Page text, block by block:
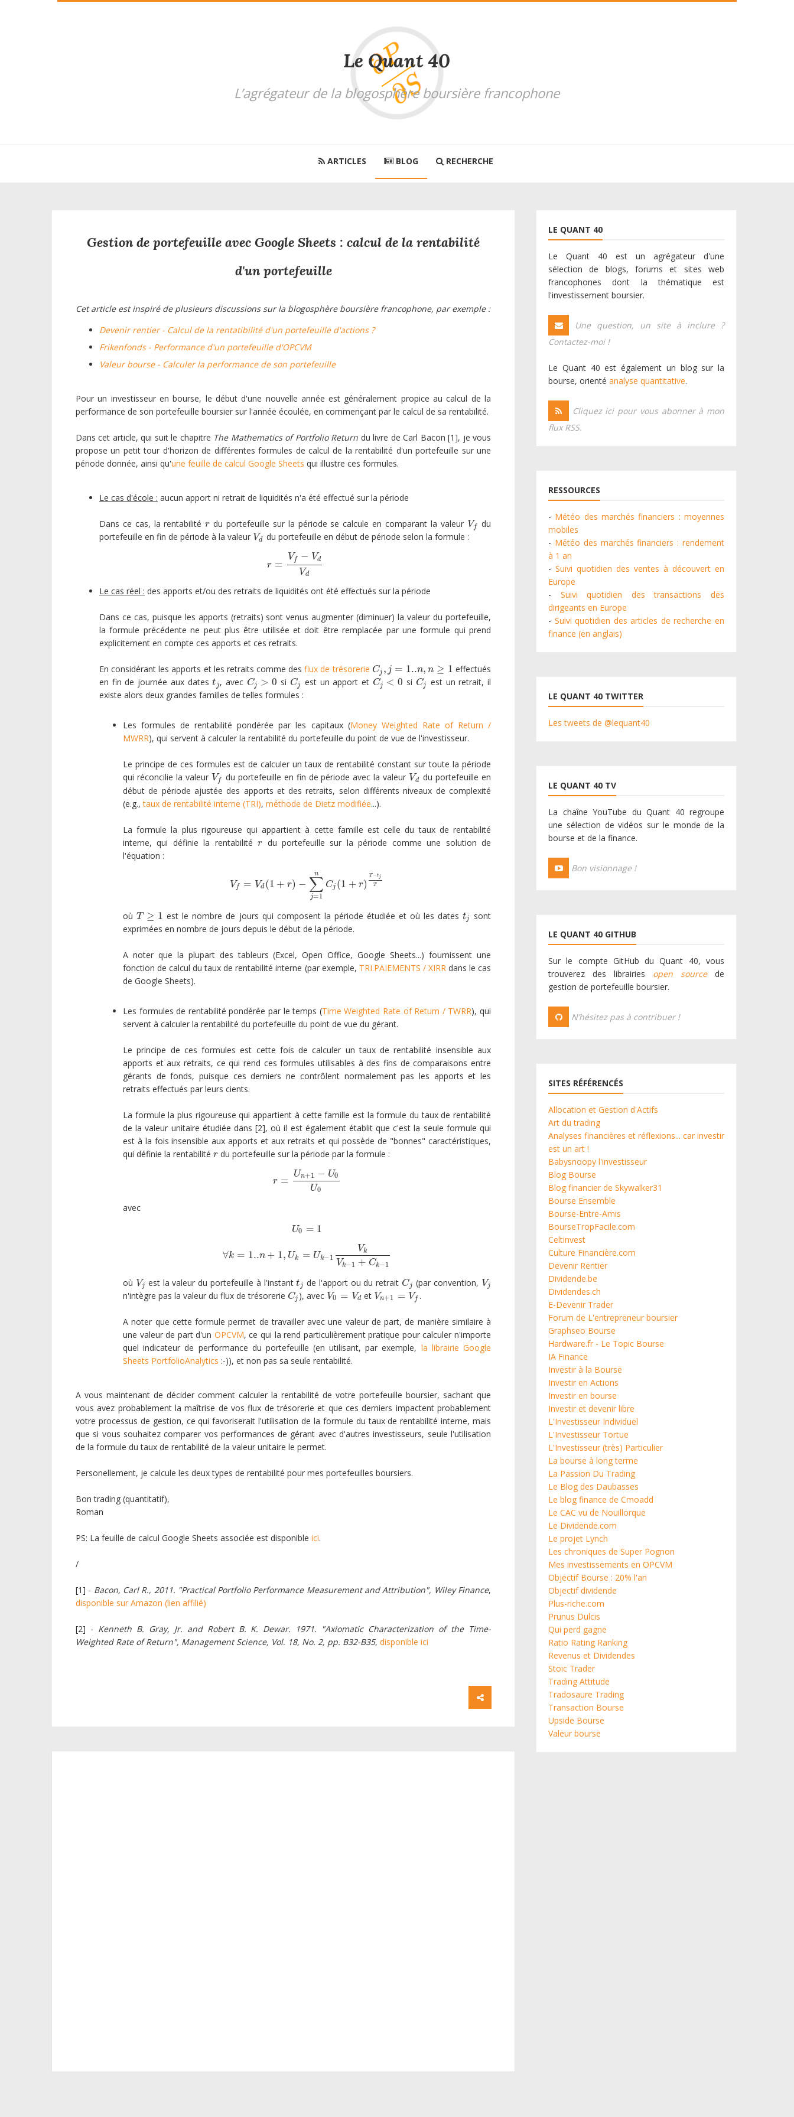
Le Quant 40
L’agrégateur de la blogosphère boursière francophone
ARTICLES BLOG RECHERCHE
Gestion de portefeuille avec Google Sheets : calcul de la rentabilité
d'un portefeuille
Cet article est inspiré de plusieurs discussions sur la blogosphère boursière francophone, par exemple :
Devenir rentier - Calcul de la rentatibilité d'un portefeuille d'actions ?
Frikenfonds - Performance d'un portefeuille d'OPCVM
Valeur bourse - Calculer la performance de son portefeuille
Pour un investisseur en bourse, le début d'une nouvelle année est généralement propice au calcul de la
performance de son portefeuille boursier sur l'année écoulée, en commençant par le calcul de sa rentabilité.
Dans cet article, qui suit le chapitre The Mathematics of Portfolio Return du livre de Carl Bacon [1], je vous
propose un petit tour d'horizon de différentes formules de calcul de la rentabilité d'un portefeuille sur une
période donnée, ainsi qu'une feuille de calcul Google Sheets qui illustre ces formules.
Le cas d'école : aucun apport ni retrait de liquidités n'a été effectué sur la période
Dans ce cas, la rentabilitér
r du portefeuille sur la période se calcule en comparant la valeur V f
Vf
du
portefeuille en fin de période à la valeur Vd
Vd du portefeuille en début de période selon la formule :
r =
Vf − Vd
Vd
r= Vf−VdVd
Le cas réel : des apports et/ou des retraits de liquidités ont été effectués sur la période
Dans ce cas, puisque les apports (retraits) sont venus augmenter (diminuer) la valeur du portefeuille,
la formule précédente ne peut plus être utilisée et doit être remplacée par une formule qui prend
explicitement en compte ces apports et ces retraits.
En considérant les apports et les retraits comme desflux de trésorerie Cj , j = 1..n, n ≥ 1
Cj,j=1..n, n≥1
effectués
en fin de journée aux datestj
tj , avec Cj > 0
Cj> 0 si Cj
Cj est un apport et Cj < 0
Cj< 0 si Cj
Cj
est un retrait, il
existe alors deux grandes familles de telles formules :
Les formules de rentabilité pondérée par les capitaux (Money Weighted Rate of Return /
MWRR), qui servent à calculer la rentabilité du portefeuille du point de vue de l'investisseur.
Le principe de ces formules est de calculer un taux de rentabilité constant sur toute la période
qui réconcilie la valeur Vf
Vf du portefeuille en fin de période avec la valeur Vd
Vd du portefeuille en
début de période ajustée des apports et des retraits, selon différents niveaux de complexité
(e.g.,taux de rentabilité interne (TRI), méthode de Dietz modifiée...).
La formule la plus rigoureuse qui appartient à cette famille est celle du taux de rentabilité
interne, qui définie la rentabilitér
r
du portefeuille sur la période comme une solution de
l'équation :
Vf = Vd (1 + r) − ∑
j=1
n
Cj (1 + r)
T−tj
T
V f=Vd( 1+ r)− ∑j= 1n (1+r)T −tj T
oùT ≥ 1
T≥ 1 est le nombre de jours qui composent la période étudiée et où les datestj
tj sont
exprimées en nombre de jours depuis le début de la période.
A noter que la plupart des tableurs (Excel, Open Office, Google Sheets...) fournissent une
fonction de calcul du taux de rentabilité interne (par exemple, TRI.PAIEMENTS / XIRRdans le cas
de Google Sheets).
Les formules de rentabilité pondérée par le temps (Time Weighted Rate of Return / TWRR), qui
servent à calculer la rentabilité du portefeuille du point de vue du gérant.
Le principe de ces formules est cette fois de calculer un taux de rentabilité insensible aux
apports et aux retraits, ce qui rend ces formules utilisables à des fins de comparaisons entre
gérants de fonds, puisque ces derniers ne contrôlent normalement pas les apports et les
retraits effectués par leurs cients.
La formule la plus rigoureuse qui appartient à cette famille est la formule du taux de rentabilité
de la valeur unitaire étudiée dans [2], où il est également établit que c'est la seule formule qui
est à la fois insensible aux apports et aux retraits et qui possède de "bonnes" caractéristiques,
qui définie la rentabilité r
r du portefeuille sur la période par la formule :
r =
Un+1 − U0
U0
r=Un+1−U0U0
avec
U0 = 1
U 0=1
∀k = 1..n + 1, Uk = Uk−1
Vk
Vk−1 + Ck−1
∀k=1.. n+ 1,Uk= Uk− 1VkVk−1+Ck−1
où Vj
Vj est la valeur du portefeuille à l'instanttj
tj de l'apport ou du retrait Cj
Cj (par convention, Vj
Vj
n'intègre pas la valeur du flux de trésorerie Cj
Cj ), avec V0 = Vd
V0 =Vd et Vn+1 = Vf
Vn+1 =Vf .
A noter que cette formule permet de travailler avec une valeur de part, de manière similaire à
une valeur de part d'un OPCVM, ce qui la rend particulièrement pratique pour calculer n'importe
quel indicateur de performance du portefeuille (en utilisant, par exemple, la librairie Google
Sheets PortfolioAnalytics :-)), et non pas sa seule rentabilité.
A vous maintenant de décider comment calculer la rentabilité de votre portefeuille boursier, sachant que
vous avez probablement la maîtrise de vos flux de trésorerie et que ces derniers impactent probablement
votre processus de gestion, ce qui favoriserait l'utilisation de la formule du taux de rentabilité interne, mais
que si vous souhaitez comparer vos performances de gérant avec d'autres investisseurs, seule l'utilisation
de la formule du taux de rentabilité de la valeur unitaire le permet.
Personellement, je calcule les deux types de rentabilité pour mes portefeuilles boursiers.
Bon trading (quantitatif),
Roman
PS: La feuille de calcul Google Sheets associée est disponible ici.
/
[1] - Bacon, Carl R., 2011. "Practical Portfolio Performance Measurement and Attribution", Wiley Finance,
disponible sur Amazon (lien affilié)
[2] - Kenneth B. Gray, Jr. and Robert B. K. Dewar. 1971. "Axiomatic Characterization of the Time-
Weighted Rate of Return", Management Science, Vol. 18, No. 2, pp. B32-B35, disponible ici
LE QUANT 40
Le Quant 40 est un agrégateur d'une
sélection de blogs, forums et sites web
francophones dont la thématique est
l'investissement boursier.
Une question, un site à inclure ?
Contactez-moi !
Le Quant 40 est également un blog sur la
bourse, orienté analyse quantitative.
Cliquez ici pour vous abonner à mon
flux RSS.
RESSOURCES
- Météo des marchés financiers : moyennes
mobiles
- Météo des marchés financiers : rendement
à 1 an
- Suivi quotidien des ventes à découvert en
Europe
- Suivi quotidien des transactions des
dirigeants en Europe
- Suivi quotidien des articles de recherche en
finance (en anglais)
LE QUANT 40 TWITTER
Les tweets de @lequant40
LE QUANT 40 TV
La chaîne YouTube du Quant 40 regroupe
une sélection de vidéos sur le monde de la
bourse et de la finance.
Bon visionnage !
LE QUANT 40 GITHUB
Sur le compte GitHub du Quant 40, vous
trouverez des librairies open sourcede
gestion de portefeuille boursier.
N’hésitez pas à contribuer !
SITES RÉFÉRENCÉS
Allocation et Gestion d'Actifs
Art du trading
Analyses financières et réflexions... car investir
est un art !
Babysnoopy l'investisseur
Blog Bourse
Blog financier de Skywalker31
Bourse Ensemble
Bourse-Entre-Amis
BourseTropFacile.com
Celtinvest
Culture Financière.com
Devenir Rentier
Dividende.be
Dividendes.ch
E-Devenir Trader
Forum de L'entrepreneur boursier
Graphseo Bourse
Hardware.fr - Le Topic Bourse
IA Finance
Investir à la Bourse
Investir en Actions
Investir en bourse
Investir et devenir libre
L'Investisseur Individuel
L'Investisseur Tortue
L'Investisseur (très) Particulier
La bourse à long terme
La Passion Du Trading
Le Blog des Daubasses
Le blog finance de Cmoadd
Le CAC vu de Nouillorque
Le Dividende.com
Le projet Lynch
Les chroniques de Super Pognon
Mes investissements en OPCVM
Objectif Bourse : 20% l'an
Objectif dividende
Plus-riche.com
Prunus Dulcis
Qui perd gagne
Ratio Rating Ranking
Revenus et Dividendes
Stoic Trader
Trading Attitude
Tradosaure Trading
Transaction Bourse
Upside Bourse
Valeur bourse